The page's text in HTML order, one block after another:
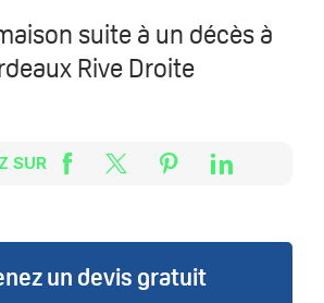
suite à un décès à
Rive Droite
SUR
un devis gratuit